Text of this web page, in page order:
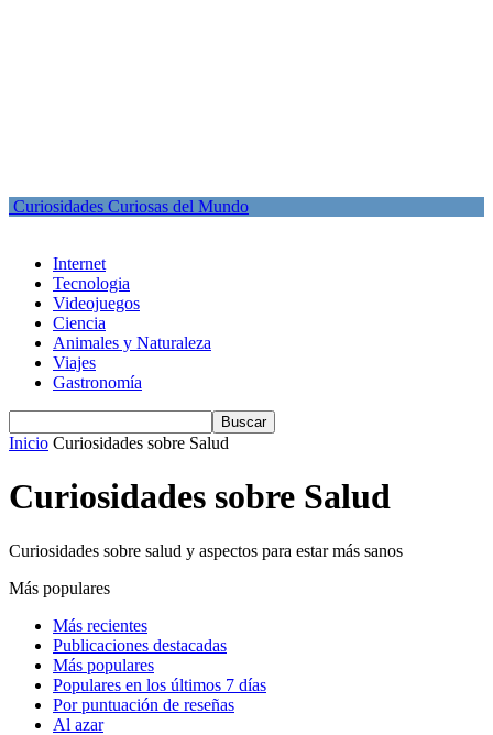
Curiosidades Curiosas del Mundo
Internet
Tecnologia
Videojuegos
Ciencia
Animales y Naturaleza
Viajes
Gastronomía
Inicio Curiosidades sobre Salud
Curiosidades sobre Salud
Curiosidades sobre salud y aspectos para estar más sanos
Más populares
Más recientes
Publicaciones destacadas
Más populares
Populares en los últimos 7 días
Por puntuación de reseñas
Al azar